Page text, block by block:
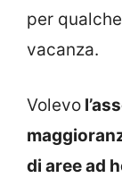
per
vacanza.
Volevo
di aree ad